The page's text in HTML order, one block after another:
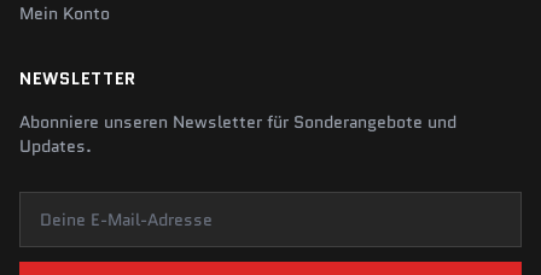
Mein Konto
NEWSLETTER
Abonniere unseren Newsletter für Sonderangebote und
Updates.
Deine E-Mail-Adresse